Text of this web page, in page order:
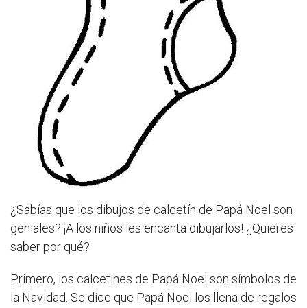
¿Sabías que los dibujos de calcetín de Papá Noel son
geniales? ¡A los niños les encanta dibujarlos! ¿Quieres
saber por qué?
Primero, los calcetines de Papá Noel son símbolos de
la Navidad. Se dice que Papá Noel los llena de regalos